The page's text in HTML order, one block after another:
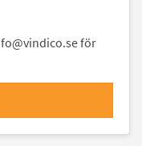
för